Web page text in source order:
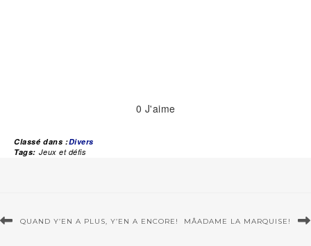
0 J'aime
Classé dans :Divers
Tags: Jeux et défis
QUAND Y’EN A PLUS, Y’EN A ENCORE! MÂADAME LA MARQUISE!